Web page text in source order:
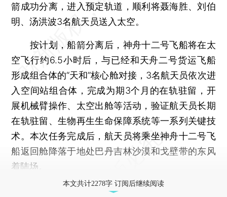
箭成功分离，进入预定轨道，顺利将聂海胜、刘伯
明、汤洪波3名航天员送入太空。
按计划，船箭分离后，神舟十二号飞船将在太
空飞行约6.5小时后，与已经和天舟二号货运飞船
形成组合体的“天和”核心舱对接，3名航天员依次进
入空间站组合体，完成为期3个月的在轨驻留，开
展机械臂操作、太空出舱等活动，验证航天员长期
在轨驻留、生物再生生命保障系统等一系列关键技
术。本次任务完成后，航天员将乘坐神舟十二号飞
船返回舱降落于地处巴丹吉林沙漠和戈壁带的东风
着陆场。
本文共计2278字 订阅后继续阅读